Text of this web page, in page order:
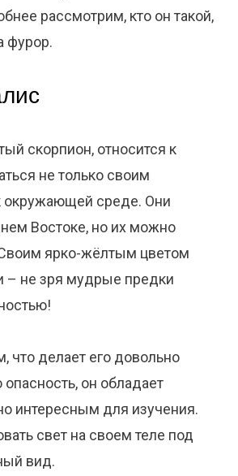
рассмотрим, кто он такой,
фурор.
скорпион, относится к
не только своим
окружающей среде. Они
Востоке, но их можно
Своим ярко-жёлтым цветом
– не зря мудрые предки
что делает его довольно
он обладает
интересным для изучения.
свет на своем теле под
вид.